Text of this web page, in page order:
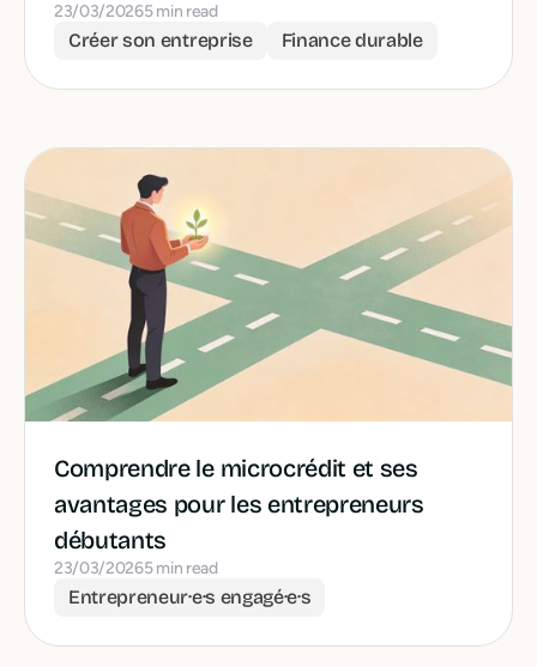
23/03/20265 min read
Créer son entreprise Finance durable
Comprendre le microcrédit et ses
avantages pour les entrepreneurs
débutants
23/03/20265 min read
Entrepreneur·e·s engagé·e·s